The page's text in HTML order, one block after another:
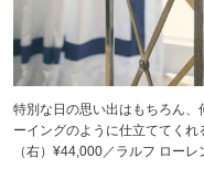
特別な日の思い出はもちろん
ーイングのように仕立ててくれ
（右）¥44,000／ラルフ ローレ